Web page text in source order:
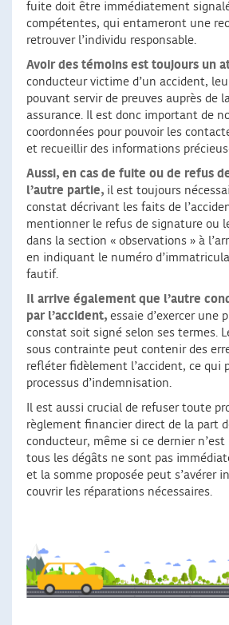
fuite doit être immédiatement
compétentes, qui entameront une
retrouver l’individu responsable.
Avoir des témoins est toujours un
conducteur victime d’un accident,
pouvant servir de preuves auprès de
assurance. Il est donc important de
coordonnées pour pouvoir les
et recueillir des informations
Aussi, en cas de fuite ou de refus
l’autre partie, il est toujours
constat décrivant les faits de
mentionner le refus de signature ou
dans la section « observations » à
en indiquant le numéro
fautif.
Il arrive également que l’autre
par l’accident, essaie d’exercer une
constat soit signé selon ses termes.
sous contrainte peut contenir des
refléter fidèlement l’accident, ce qui
processus d’indemnisation.
Il est aussi crucial de refuser toute
règlement financier direct de la part
conducteur, même si ce dernier n’est
tous les dégâts ne sont pas
et la somme proposée peut s’avérer
couvrir les réparations nécessaires.